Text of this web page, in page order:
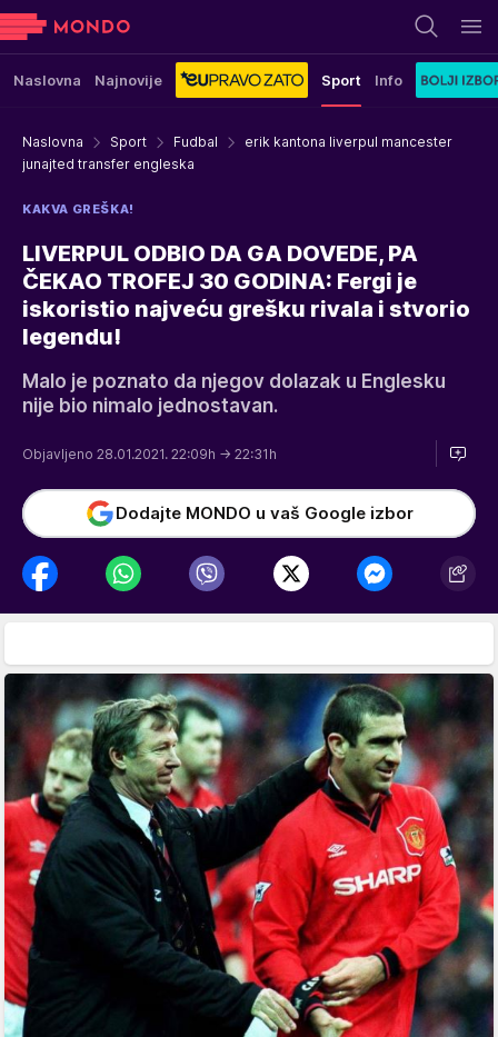
Naslovna Najnovije Sport Info
Naslovna Sport Fudbal
erik kantona liverpul mancester
junajted transfer engleska
KAKVA GREŠKA!
LIVERPUL ODBIO DA GA DOVEDE, PA
ČEKAO TROFEJ 30 GODINA: Fergi je
iskoristio najveću grešku rivala i stvorio
legendu!
Malo je poznato da njegov dolazak u Englesku
nije bio nimalo jednostavan.
Objavljeno 28.01.2021. 22:09h → 22:31h
Dodajte MONDO u vaš Google izbor